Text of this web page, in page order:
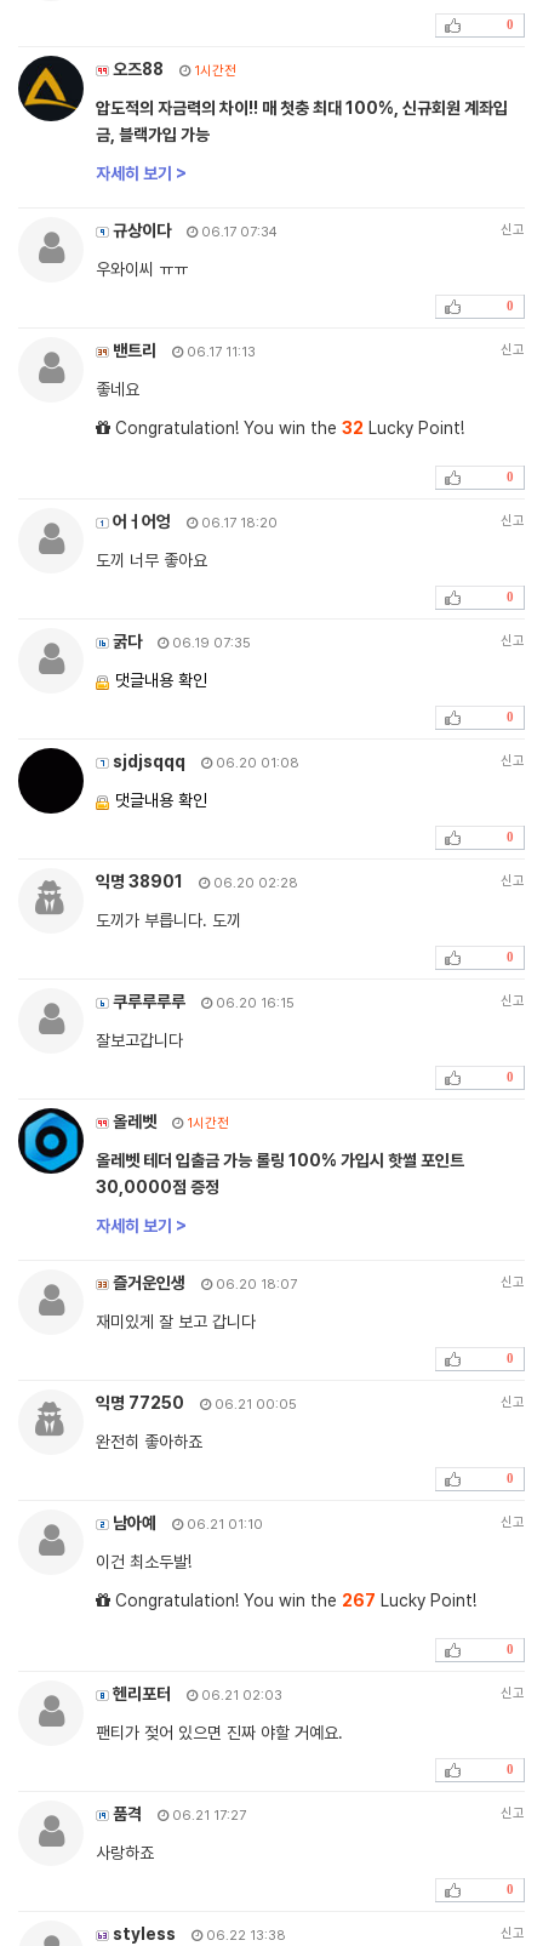
0
오즈88 1시간전
압도적의 자금력의 차이!! 매 첫충 최대 100%, 신규회원 계좌입
금, 블랙가입 가능
자세히 보기 >
규상이다 06.17 07:34 신고
우와이씨 ㅠㅠ
0
밴트리 06.17 11:13 신고
좋네요
Congratulation! You win the 32 Lucky Point!
0
어ㅓ어엉 06.17 18:20 신고
도끼 너무 좋아요
0
굵다 06.19 07:35 신고
댓글내용 확인
0
sjdjsqqq 06.20 01:08 신고
댓글내용 확인
0
익명 38901 06.20 02:28 신고
도끼가 부릅니다. 도끼
0
쿠루루루루 06.20 16:15 신고
잘보고갑니다
0
올레벳 1시간전
올레벳 테더 입출금 가능 롤링 100% 가입시 핫썰 포인트
30,0000점 증정
자세히 보기 >
즐거운인생 06.20 18:07 신고
재미있게 잘 보고 갑니다
0
익명 77250 06.21 00:05 신고
완전히 좋아하죠
0
남아예 06.21 01:10 신고
이건 최소두발!
Congratulation! You win the 267 Lucky Point!
0
헨리포터 06.21 02:03 신고
팬티가 젖어 있으면 진짜 야할 거예요.
0
품격 06.21 17:27 신고
사랑하죠
0
styless 06.22 13:38 신고